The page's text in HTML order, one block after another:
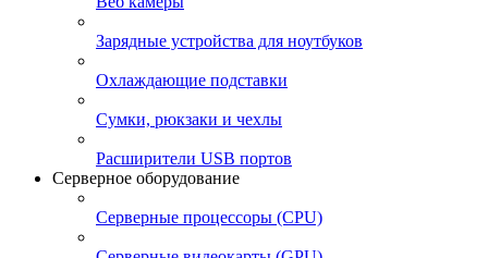
Зарядные устройства для ноутбуков
Охлаждающие подставки
Сумки, рюкзаки и чехлы
Расширители USB портов
Серверное оборудование
Серверные процессоры (CPU)